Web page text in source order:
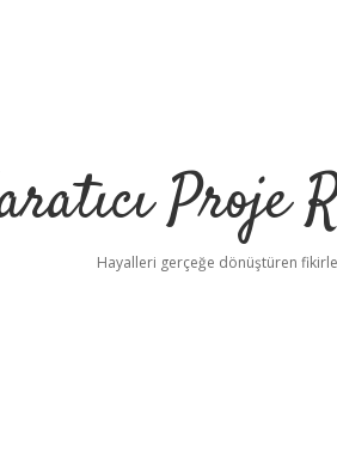
Proje
Hayalleri gerçeğe dönüştüren